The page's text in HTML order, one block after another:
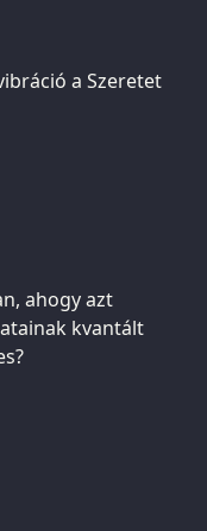
a Szeretet
ahogy azt
kvantált